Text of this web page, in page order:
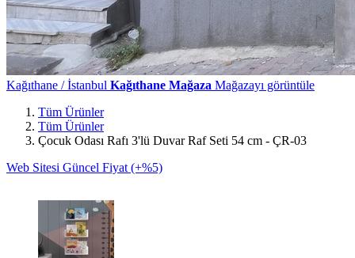
Kağıthane / İstanbul Kağıthane Mağaza Mağazayı görüntüle
Tüm Ürünler
Tüm Ürünler
Çocuk Odası Rafı 3'lü Duvar Raf Seti 54 cm - ÇR-03
Web Sitesi Güncel Fiyat (+%5)